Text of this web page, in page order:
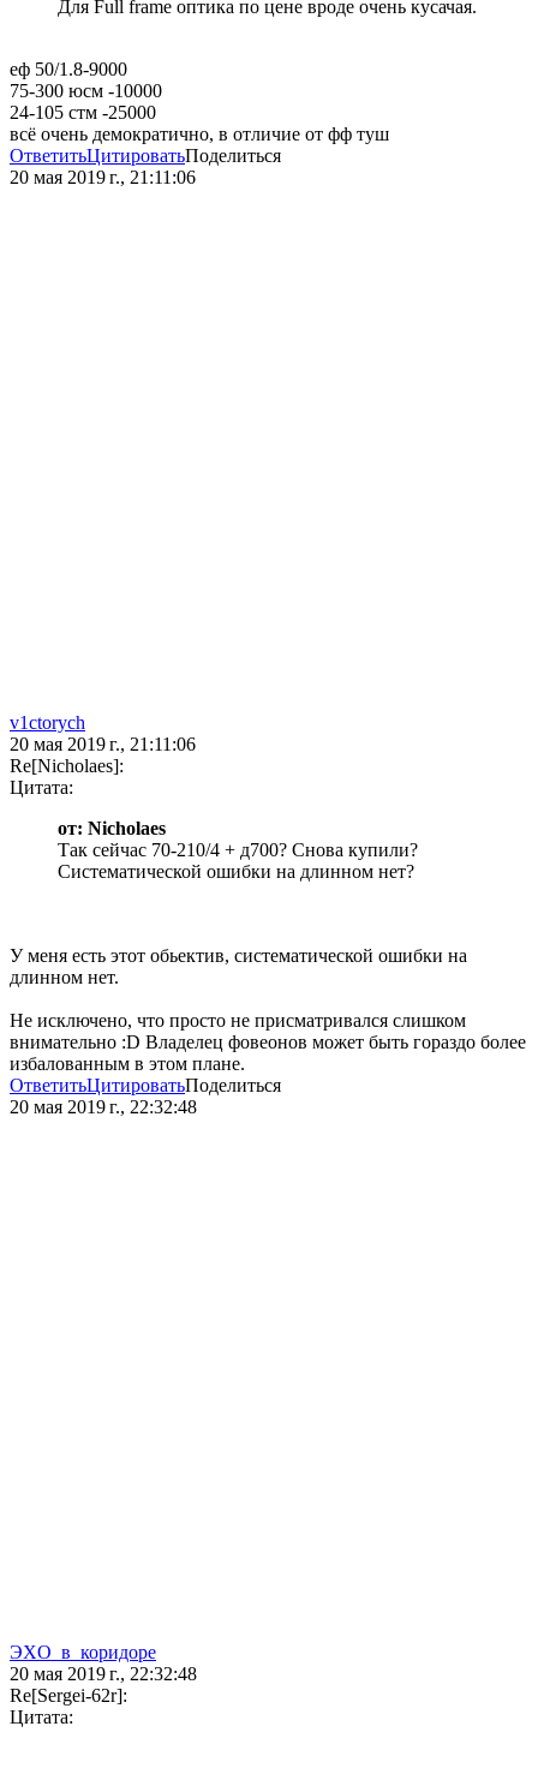
Для Full frame оптика по цене вроде очень кусачая.
еф 50/1.8-9000
75-300 юсм -10000
24-105 стм -25000
всё очень демократично, в отличие от фф туш
ОтветитьЦитироватьПоделиться
20 мая 2019 г., 21:11:06
v1ctorych
20 мая 2019 г., 21:11:06
Re[Nicholaes]:
Цитата:
от: Nicholaes
Так сейчас 70-210/4 + д700? Снова купили?
Систематической ошибки на длинном нет?
У меня есть этот обьектив, систематической ошибки на
длинном нет.
Не исключено, что просто не присматривался слишком
внимательно :D Владелец фовеонов может быть гораздо более
избалованным в этом плане.
ОтветитьЦитироватьПоделиться
20 мая 2019 г., 22:32:48
ЭXO_в_коpидоре
20 мая 2019 г., 22:32:48
Re[Sergei-62r]:
Цитата: